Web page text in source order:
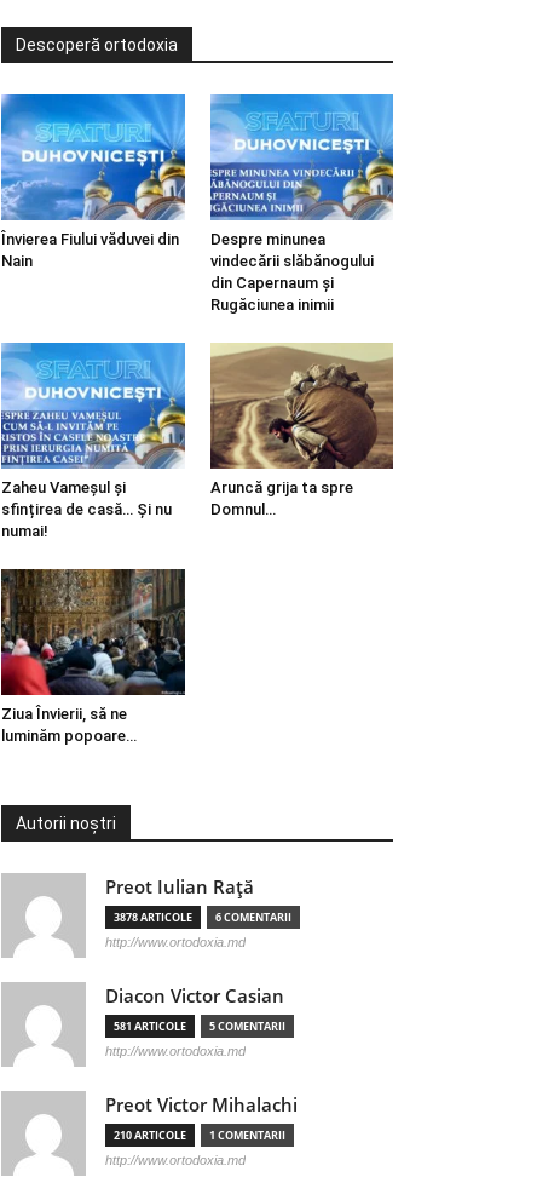
Descoperă ortodoxia
Învierea Fiului văduvei din
Nain
Despre minunea
vindecării slăbănogului
din Capernaum și
Rugăciunea inimii
Zaheu Vameșul și
sfințirea de casă… Și nu
numai!
Aruncă grija ta spre
Domnul…
Ziua Învierii, să ne
luminăm popoare…
Autorii noștri
Preot Iulian Raţă
3878 ARTICOLE 6 COMENTARII
http://www.ortodoxia.md
Diacon Victor Casian
581 ARTICOLE 5 COMENTARII
http://www.ortodoxia.md
Preot Victor Mihalachi
210 ARTICOLE 1 COMENTARII
http://www.ortodoxia.md